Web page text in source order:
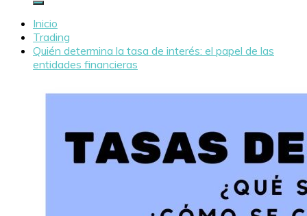
Inicio
Trading
Quién determina la tasa de interés: el papel de las
entidades financieras